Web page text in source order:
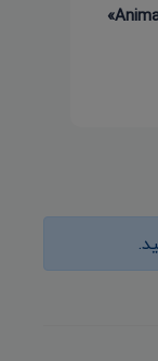
پورمحسنی شکیب در جشنواره «Animayo»